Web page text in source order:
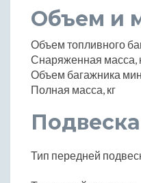
Объем и
Объем топливного
Снаряженная масса,
Объем багажника
Полная масса, кг
Тип передней